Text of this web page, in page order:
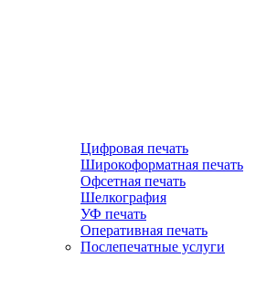
Цифровая печать
Широкоформатная печать
Офсетная печать
Шелкография
УФ печать
Оперативная печать
Послепечатные услуги